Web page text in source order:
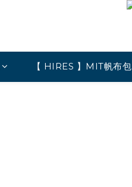
【 HIRES 】MIT帆布包